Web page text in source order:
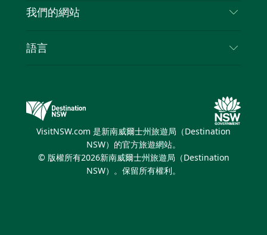
Cookie 通知
新南威爾斯州公路旅行
活動
旅行資訊
新南威爾斯的商業
我們的網站
新南威爾士州旅遊局（Destination NSW）媒體中
繽紛悉尼燈光音樂節
語言
VisitNSW.com 是新南威爾士州旅遊局（Destination
NSW）的官方旅遊網站。
© 版權所有2026新南威爾士州旅遊局（Destination
NSW）。保留所有權利。